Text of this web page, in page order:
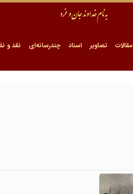
مقالات تصاویر اسناد چندرسانه‌ای نقد و